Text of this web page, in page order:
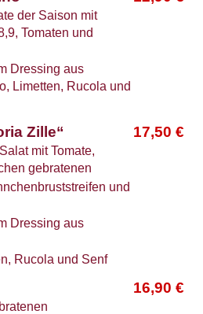
der Saison mit
Tomaten und
Dressing aus
Limetten, Rucola und
Zille“ 17,50 €
mit Tomate,
gebratenen
und
Dressing aus
Rucola und Senf
16,90 €